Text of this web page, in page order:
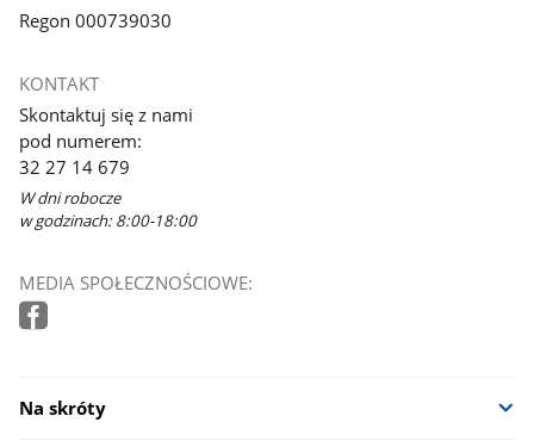
Regon 000739030
KONTAKT
Skontaktuj się z nami
pod numerem:
32 27 14 679
W dni robocze
w godzinach: 8:00-18:00
MEDIA SPOŁECZNOŚCIOWE:
Na skróty